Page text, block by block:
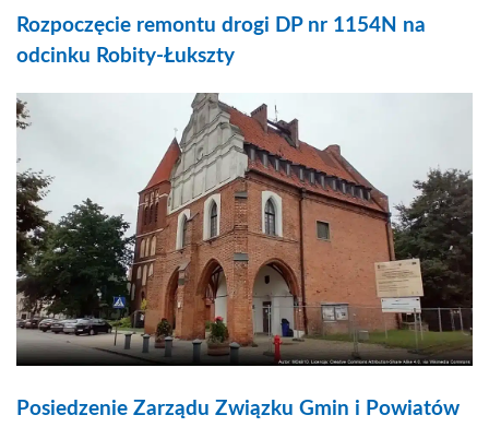
Rozpoczęcie remontu drogi DP nr 1154N na
odcinku Robity-Łukszty
Posiedzenie Zarządu Związku Gmin i Powiatów